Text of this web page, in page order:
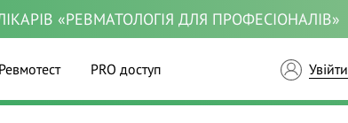
«РЕВМАТОЛОГІЯ ДЛЯ ПРОФЕСІОНАЛІВ»
Ревмотест PRO доступ Увійти